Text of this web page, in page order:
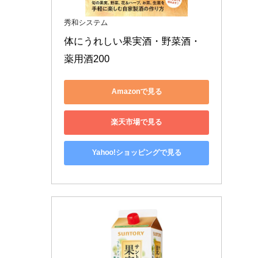
秀和システム
体にうれしい果実酒・野菜酒・
薬用酒200
Amazonで見る
楽天市場で見る
Yahoo!ショッピングで見る